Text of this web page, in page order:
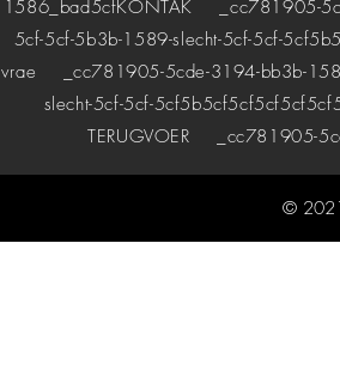
1586_bad5cfKONTAK _cc781905-
5cf-5cf-5b3b-1589-slecht-5cf-5cf-
vrae _cc781905-5cde-3194-bb3b-
slecht-5cf-5cf-
TERUGVOER _cc781905-
©